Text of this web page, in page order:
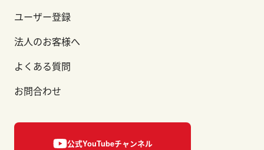
ユーザー登録
法人のお客様へ
よくある質問
お問合わせ